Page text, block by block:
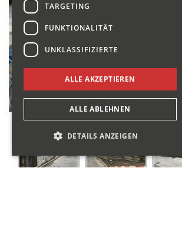
TARGETING
FUNKTIONALITÄT
UNKLASSIFIZIERTE
ALLE AKZEPTIEREN
ALLE ABLEHNEN
DETAILS ANZEIGEN